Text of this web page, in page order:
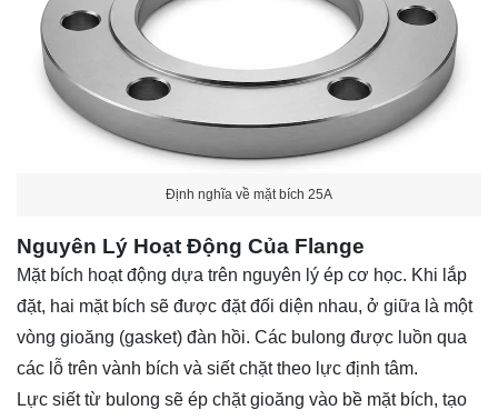
Định nghĩa về mặt bích 25A
Nguyên Lý Hoạt Động Của Flange
Mặt bích hoạt động dựa trên nguyên lý ép cơ học. Khi lắp
đặt, hai mặt bích sẽ được đặt đối diện nhau, ở giữa là một
vòng gioăng (gasket) đàn hồi. Các bulong được luồn qua
các lỗ trên vành bích và siết chặt theo lực định tâm.
Lực siết từ bulong sẽ ép chặt gioăng vào bề mặt bích, tạo